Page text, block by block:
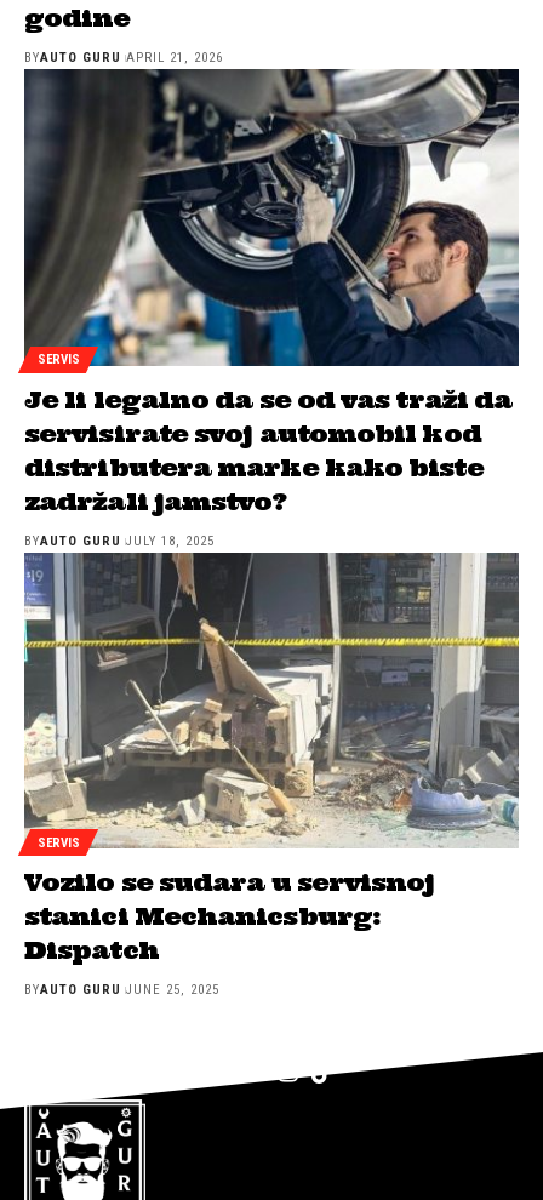
godine
BYAUTO GURU APRIL 21, 2026
SERVIS
Je li legalno da se od vas traži da
servisirate svoj automobil kod
distributera marke kako biste
zadržali jamstvo?
BYAUTO GURU JULY 18, 2025
SERVIS
Vozilo se sudara u servisnoj
stanici Mechanicsburg:
Dispatch
BYAUTO GURU JUNE 25, 2025